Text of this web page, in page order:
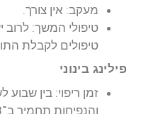
מעקב: אין צורך.
טיפולי המשך:
טיפולים לקבלת
פילינג בינוני
זמן ריפוי: בין שבוע